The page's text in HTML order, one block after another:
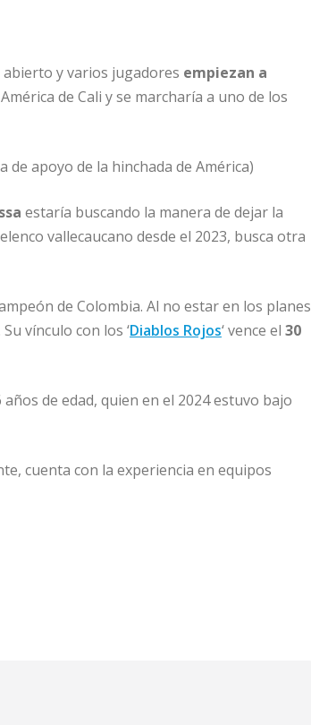
y varios jugadores empiezan a
de Cali y se marcharía a uno de los
apoyo de la hinchada de América)
estaría buscando la manera de dejar la
vallecaucano desde el 2023, busca otra
de Colombia. Al no estar en los planes
vínculo con los ‘Diablos Rojos‘ vence el 30
de edad, quien en el 2024 estuvo bajo
cuenta con la experiencia en equipos